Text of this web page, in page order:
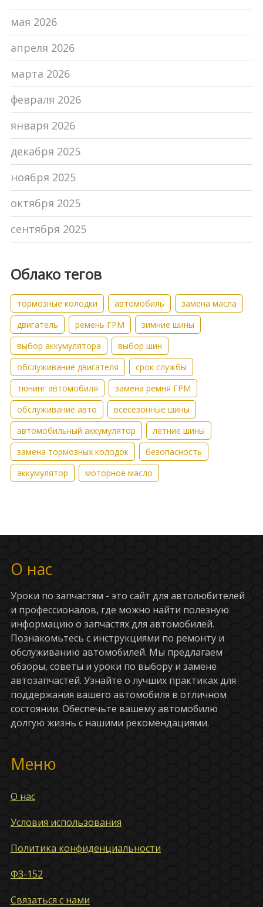
мая 2026
апреля 2026
марта 2026
февраля 2026
января 2026
декабря 2025
ноября 2025
октября 2025
сентября 2025
Облако тегов
тормозные колодки автомобиль
замена масла
двигатель
ремень ГРМ
зимние шины
выбор аккумулятора
выбор шин
обслуживание двигателя
срок службы
тюнинг автомобиля
замена ремня ГРМ
обслуживание авто
всесезонные шины
автомобильный аккумулятор
летние шины
замена тормозных колодок
безопасность
аккумулятор
моторное масло
О нас
Уроки по запчастям - это сайт для автолюбителей
и профессионалов, где можно найти полезную
информацию о запчастях для автомобилей.
Познакомьтесь с инструкциями по ремонту и
обслуживанию автомобилей. Мы предлагаем
обзоры, советы и уроки по выбору и замене
автозапчастей. Узнайте о лучших практиках для
поддержания вашего автомобиля в отличном
состоянии. Обеспечьте вашему автомобилю
долгую жизнь с нашими рекомендациями.
Меню
О нас
Условия использования
Политика конфиденциальности
ФЗ-152
Связаться с нами